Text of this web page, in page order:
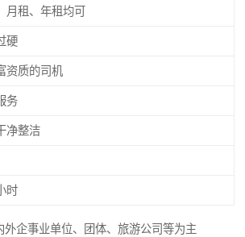
月租、年租均可
硬
资质的司机
务
净整洁
时
外企事业单位、团体、旅游公司等为主